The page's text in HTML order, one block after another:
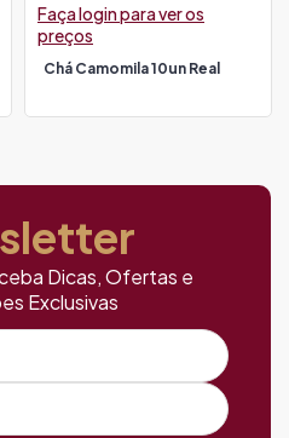
Chá Camomila 10un Real
Faça login para ver os
preços
Dicas, Ofertas e
Exclusivas